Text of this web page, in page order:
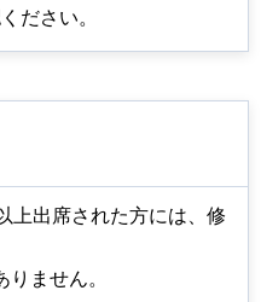
ださい。
上出席された方には、修
ません。